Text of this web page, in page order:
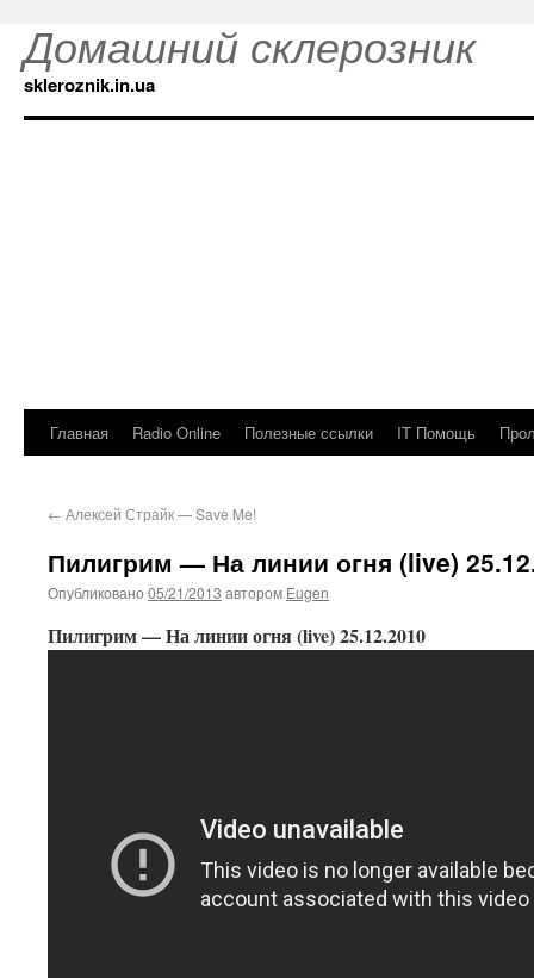
Домашний склерозник
skleroznik.in.ua
Главная Radio Online Полезные ссылки IT Помощь
← Алексей Страйк — Save Me!
Пилигрим — На линии огня (live)
Опубликовано 05/21/2013 автором Eugen
Пилигрим — На линии огня (live) 25.12.2010